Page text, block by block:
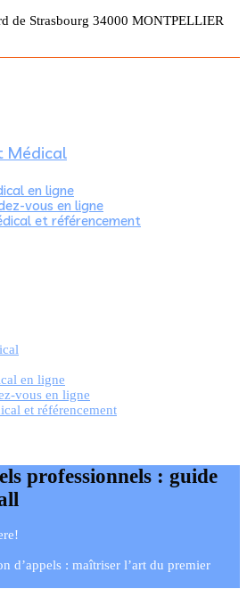
de Strasbourg 34000 MONTPELLIER
Médical
en ligne
vous en ligne
et référencement
en ligne
vous en ligne
et référencement
professionnels : guide
d’appels : maîtriser l’art du premier